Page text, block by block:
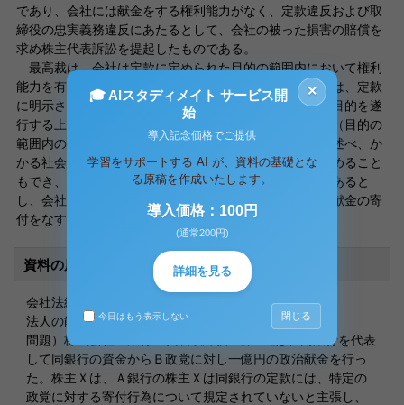
であり、会社には献金をする権利能力がなく、定款違反および取
締役の忠実義務違反にあたるとして、会社の被った損害の賠償を
求め株主代表訴訟を提起したものである。
最高裁は、会社は定款に定められた目的の範囲内において権利
能力を有するとしながらも、その目的の範囲内の行為とは、定款
に明示された目的自体に限局されるものではなく、その目的を遂
行する上で直接又は間接に必要な行為ならば、全てこれ（目的の
範囲内の行為）に内包されるものと解するべきであると述べ、か
かる社会的作用に属する活動は、相当の価値と効果を認めること
もでき、間接的であっても目的遂行の上に必要なものであると
し、会社に対し期待ないし要請される限り、会社に政治献金の寄
付をなす能力がないとは言えないと判断した。
資料の原本内容
会社法総論
法人の能力と政治献金
問題）株式会社Ａ銀行の代表取締役Ｙ₁、Ｙ₂は、同銀行を代表
して同銀行の資金からＢ政党に対し一億円の政治献金を行っ
た。株主Ｘは、Ａ銀行の株主Ｘは同銀行の定款には、特定の
政党に対する寄付行為について規定されていないと主張し、
×
🎓 AIスタディメイト サービス開
始
導入記念価格でご提供
学習をサポートする AI が、資料の基礎とな
る原稿を作成いたします。
導入価格：100円
(通常200円)
詳細を見る
今日はもう表示しない 閉じる